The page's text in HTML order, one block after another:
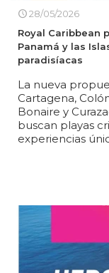
28/05/2026
Royal Caribbean
Panamá y las
paradisíacas
La nueva
Cartagena,
Bonaire y
buscan playas
experiencias